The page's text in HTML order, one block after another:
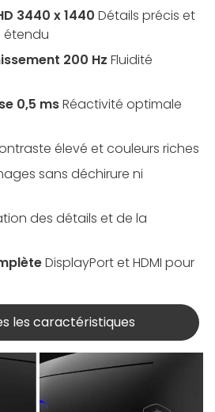
3440 x 1440 Détails précis et
étendu
200 Hz Fluidité
0,5 msRéactivité optimale
élevé et couleurs riches
sans déchirure ni
des détails et de la
DisplayPort et HDMI pour
les caractéristiques